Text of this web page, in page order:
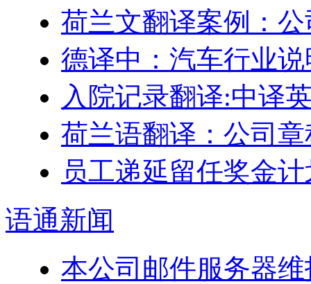
荷兰文翻译案例：
德译中：汽车行业
入院记录翻译:中译
荷兰语翻译：公司
员工递延留任奖金计
语通新闻
本公司邮件服务器